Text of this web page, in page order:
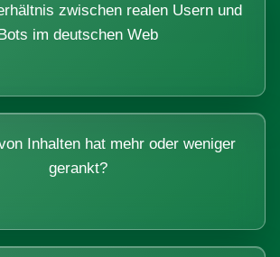
zwischen realen Usern und
im deutschen Web
Inhalten hat mehr oder weniger
gerankt?